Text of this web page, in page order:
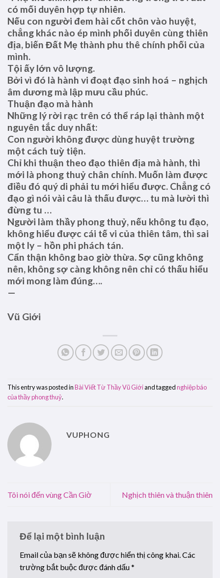
có mối duyên hợp tự nhiên.
Nếu con người đem hài cốt chôn vào huyệt,
chẳng khác nào ép mình phối duyên cùng thiên
địa, biến Đất Mẹ thành phu thê chính phối của
mình.
Tội ấy lớn vô lượng.
Bởi vì đó là hành vi đoạt đạo sinh hoá – nghịch
âm dương mà lập mưu cầu phúc.
Thuận đạo mà hành
Những lý rời rạc trên có thể ráp lại thành một
nguyên tắc duy nhất:
Con người không được dùng huyệt trường
một cách tuỳ tiện.
Chỉ khi thuận theo đạo thiên địa mà hành, thì
mới là phong thuỷ chân chính. Muốn làm được
điều đó quý di phải tu mới hiểu được. Chẳng có
đạo gì nói vài câu là thấu được… tu mà lười thì
đừng tu …
Người làm thầy phong thuỷ, nếu không tu đạo,
không hiểu được cái tế vi của thiên tâm, thì sai
một ly – hồn phi phách tán.
Cẩn thận không bao giờ thừa. Sợ cũng không
nên, không sợ càng không nên chỉ có thấu hiểu
mới mong làm đúng….
—
Vũ Giới
This entry was posted inBài Viết Từ Thầy Vũ Giớiand taggednghiệp báo
của thầy phong thuỷ.
VUPHONG
Tôi nói đến vùng Cần Giờ Nghịch thiên và thuận thiên
Để lại một bình luận
Email của bạn sẽ không được hiển thị công khai.Các
trường bắt buộc được đánh dấu*